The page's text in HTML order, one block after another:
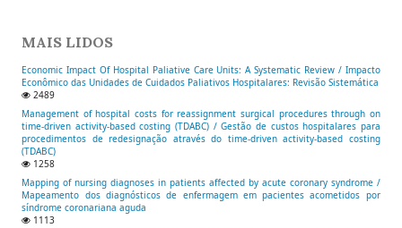
MAIS LIDOS
Economic Impact Of Hospital Paliative Care Units: A Systematic Review / Impacto
Econômico das Unidades de Cuidados Paliativos Hospitalares: Revisão Sistemática
2489
Management of hospital costs for reassignment surgical procedures through on
time-driven activity-based costing (TDABC) / Gestão de custos hospitalares para
procedimentos de redesignação através do time-driven activity-based costing
(TDABC)
1258
Mapping of nursing diagnoses in patients affected by acute coronary syndrome /
Mapeamento dos diagnósticos de enfermagem em pacientes acometidos por
síndrome coronariana aguda
1113